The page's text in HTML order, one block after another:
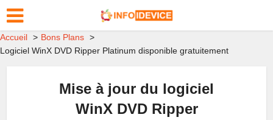
Accueil
Bons Plans
Logiciel WinX DVD Ripper Platinum disponible gratuitement
Mise à jour du logiciel
WinX DVD Ripper